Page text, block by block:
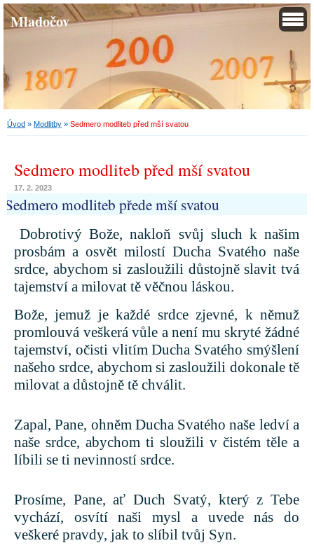
Mladočov
Úvod » Modlitby » Sedmero modliteb před mší svatou
Sedmero modliteb před mší svatou
17. 2. 2023
Sedmero modliteb přede mší svatou
Dobrotivý Bože, nakloň svůj sluch k našim
prosbám a osvět milostí Ducha Svatého naše
srdce, abychom si zasloužili důstojně slavit tvá
tajemství a milovat tě věčnou láskou.
Bože, jemuž je každé srdce zjevné, k němuž
promlouvá veškerá vůle a není mu skryté žádné
tajemství, očisti vlitím Ducha Svatého smýšlení
našeho srdce, abychom si zasloužili dokonale tě
milovat a důstojně tě chválit.
Zapal, Pane, ohněm Ducha Svatého naše ledví a
naše srdce, abychom ti sloužili v čistém těle a
líbili se ti nevinností srdce.
Prosíme, Pane, ať Duch Svatý, který z Tebe
vychází, osvítí naši mysl a uvede nás do
veškeré pravdy, jak to slíbil tvůj Syn.